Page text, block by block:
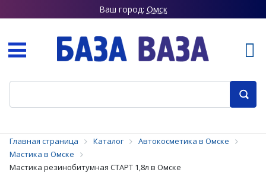
Ваш город: Омск
Главная страница Каталог
Автокосметика в Омске
Мастика в Омске
Мастика резинобитумная СТАРТ 1,8л в Омске